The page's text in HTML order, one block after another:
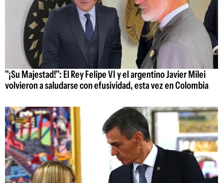
"¡Su Majestad!": El Rey Felipe VI y el argentino Javier Milei
volvieron a saludarse con efusividad, esta vez en Colombia